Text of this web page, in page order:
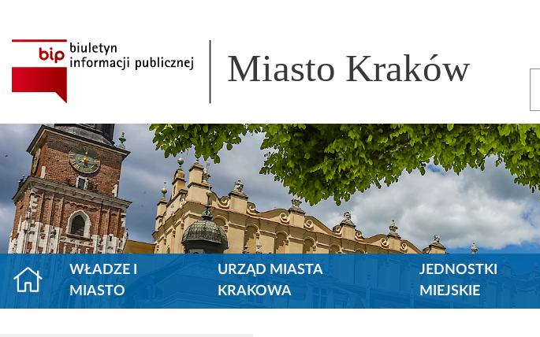
Miasto Kraków
WŁADZE I
MIASTO
URZĄD MIASTA
KRAKOWA
JEDNOSTKI
MIEJSKIE